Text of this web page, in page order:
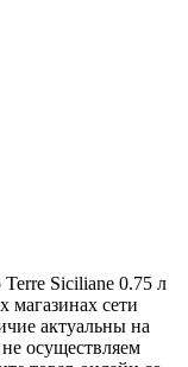
Siciliane 0.75 л
магазинах сети
актуальны на
осуществляем